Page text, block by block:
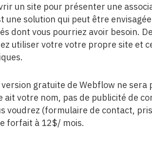
un site pour présenter une
une solution qui peut être
dont vous pourriez avoir besoin.
utiliser votre votre propre site et
gratuite de Webflow ne sera
ait votre nom, pas de publicité de
voudrez (formulaire de contact,
forfait à 12$/ mois.